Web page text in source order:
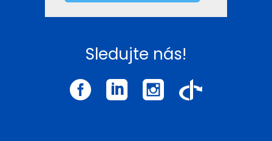
Sledujte nás!